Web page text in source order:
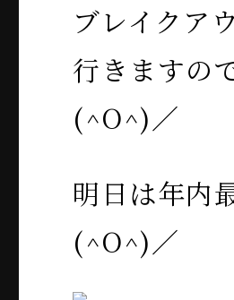
ブレイクア
行きますの
(^O^)／
明日は年内
(^O^)／